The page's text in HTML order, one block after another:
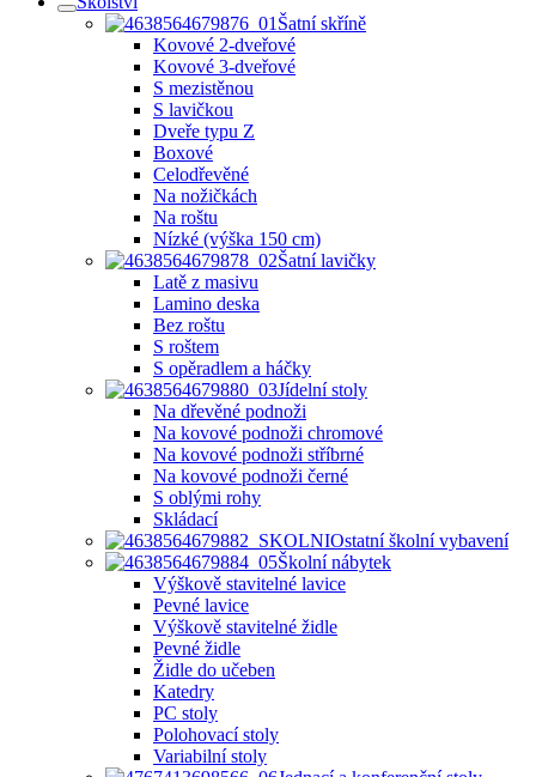
Šatní skříně
Kovové 2-dveřové
Kovové 3-dveřové
S mezistěnou
S lavičkou
Dveře typu Z
Boxové
Celodřevěné
Na nožičkách
Na roštu
Nízké (výška 150 cm)
Šatní lavičky
Latě z masivu
Lamino deska
Bez roštu
S roštem
S opěradlem a háčky
Jídelní stoly
Na dřevěné podnoži
Na kovové podnoži chromové
Na kovové podnoži stříbrné
Na kovové podnoži černé
S oblými rohy
Skládací
Ostatní školní vybavení
Školní nábytek
Výškově stavitelné lavice
Pevné lavice
Výškově stavitelné židle
Pevné židle
Židle do učeben
Katedry
PC stoly
Polohovací stoly
Variabilní stoly